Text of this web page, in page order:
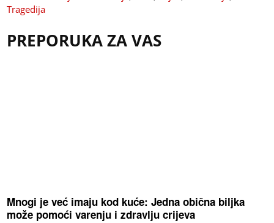
Tragedija
PREPORUKA ZA VAS
Mnogi je već imaju kod kuće: Jedna obična biljka
može pomoći varenju i zdravlju crijeva